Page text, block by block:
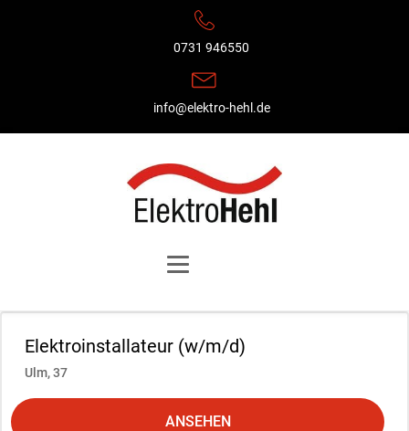
0731 946550
info@elektro-hehl.de
Elektroinstallateur (w/m/d)
Ulm,37
ANSEHEN